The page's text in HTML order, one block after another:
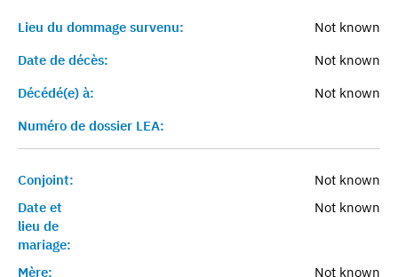
Lieu du dommage survenu:
Not known
Date de décès:
Not known
Décédé(e) à:
Not known
Numéro de dossier LEA:
Conjoint:
Not known
Date et
lieu de
mariage:
Not known
Mère:
Not known